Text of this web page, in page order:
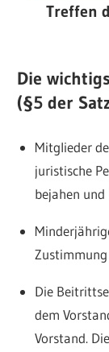
Treffen
Die
(§5 der
Mitglieder
juristische
bejahen
Zustimmung
Die
dem
Vorstand.